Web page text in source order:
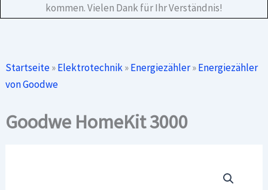
kommen. Vielen Dank für Ihr Verständnis!
Startseite»Elektrotechnik»Energiezähler»Energiezähler
von Goodwe
Goodwe HomeKit 3000